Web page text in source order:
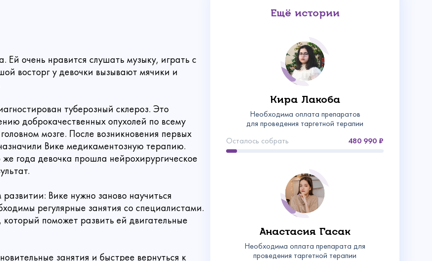
Ей очень нравится слушать музыку, играть с
восторг у девочки вызывают мячики и
туберозный склероз. Это
доброкачественных опухолей по всему
мозге. После возникновения первых
Вике медикаментозную терапию.
года девочка прошла нейрохирургическое
Вике нужно заново научиться
регулярные занятия со специалистами.
поможет развить ей двигательные
занятия и быстрее вернуться к
Ещё истории
Кира Лакоба
Необходима оплата препаратов
для проведения таргетной терапии
Осталось собрать
480 990
Анастасия Гасак
Необходима оплата препарата для
проведения таргетной терапии
Связаться с нами